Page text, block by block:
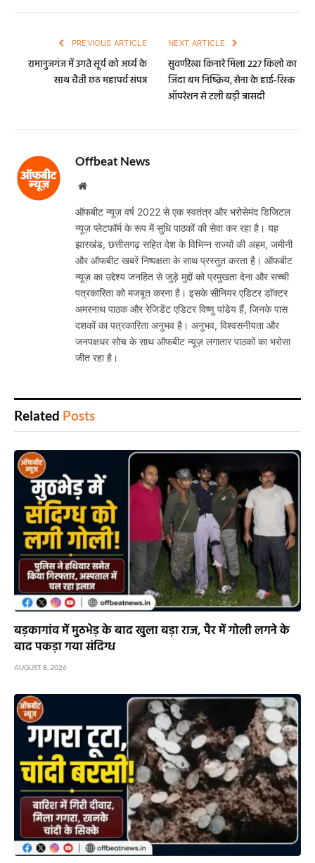
PREVIOUS ARTICLE
रामानुजगंज में उगते सूर्य को अर्घ्य के
साथ चैती छठ महापर्व संपन्न
NEXT ARTICLE
सुवर्णरेखा किनारे मिला 227 किलो का
जिंदा बम निष्क्रिय, सेना के हाई-रिस्क
ऑपरेशन से टली बड़ी त्रासदी
Offbeat News
Website
ऑफबीट न्यूज़ वर्ष 2022 से एक स्वतंत्र और भरोसेमंद डिजिटल
न्यूज़ प्लेटफॉर्म के रूप में सुधि पाठकों की सेवा कर रहा है। यह
झारखंड, छत्तीसगढ़ सहित देश के विभिन्न राज्यों की अहम, जमीनी
और ऑफबीट खबरें निष्पक्षता के साथ प्रस्तुत करता है। ऑफबीट
न्यूज़ का उद्देश्य जनहित से जुड़े मुद्दों को प्रमुखता देना और सच्ची
पत्रकारिता को मजबूत करना है। इसके सीनियर एडिटर डॉक्टर
अमरनाथ पाठक और रेजिडेंट एडिटर विष्णु पांडेय हैं, जिनके पास
दशकों का पत्रकारिता अनुभव है। अनुभव, विश्वसनीयता और
जनपक्षधर सोच के साथ ऑफबीट न्यूज़ लगातार पाठकों का भरोसा
जीत रहा है।
Related Posts
बड़कागांव में मुठभेड़ के बाद खुला बड़ा राज, पैर में गोली लगने के
बाद पकड़ा गया संदिग्ध
AUGUST 8, 2026